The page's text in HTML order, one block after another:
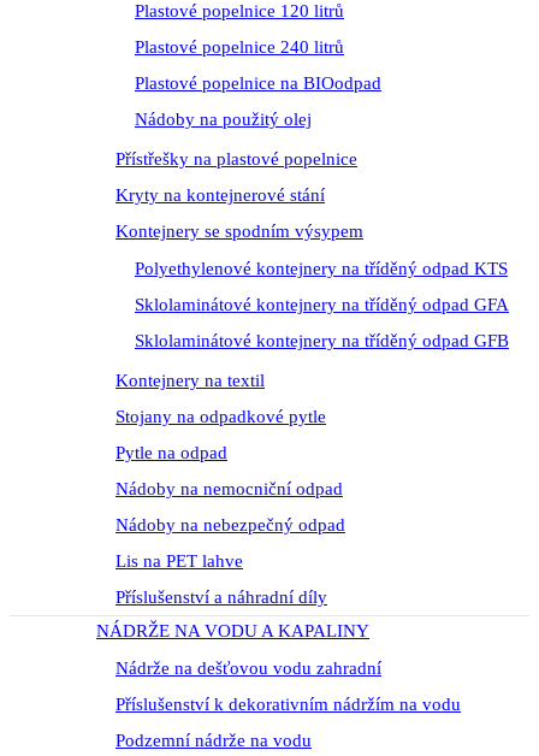
Plastové popelnice 120 litrů
Plastové popelnice 240 litrů
Plastové popelnice na BIOodpad
Nádoby na použitý olej
Přístřešky na plastové popelnice
Kryty na kontejnerové stání
Kontejnery se spodním výsypem
Polyethylenové kontejnery na tříděný odpad KTS
Sklolaminátové kontejnery na tříděný odpad GFA
Sklolaminátové kontejnery na tříděný odpad GFB
Kontejnery na textil
Stojany na odpadkové pytle
Pytle na odpad
Nádoby na nemocniční odpad
Nádoby na nebezpečný odpad
Lis na PET lahve
Příslušenství a náhradní díly
NÁDRŽE NA VODU A KAPALINY
Nádrže na dešťovou vodu zahradní
Příslušenství k dekorativním nádržím na vodu
Podzemní nádrže na vodu